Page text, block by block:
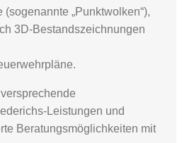
„Punktwolken“),
3D-Bestandszeichnungen
Leistungen und
Beratungsmöglichkeiten mit